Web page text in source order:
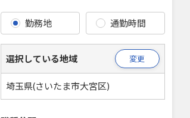
勤務地 通勤時間
選択している地域 変更
埼玉県(さいたま市大宮区)